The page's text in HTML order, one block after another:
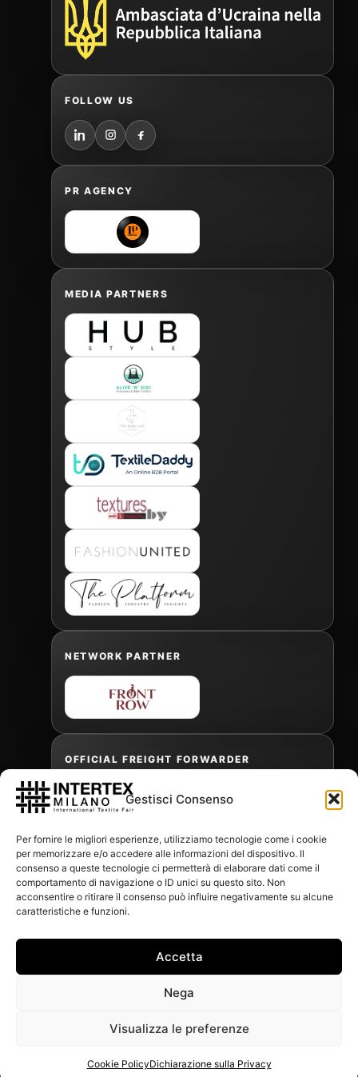
Gestisci Consenso
Per fornire le migliori esperienze, utilizziamo tecnologie come i cookie
per memorizzare e/o accedere alle informazioni del dispositivo. Il
consenso a queste tecnologie ci permetterà di elaborare dati come il
comportamento di navigazione o ID unici su questo sito. Non
acconsentire o ritirare il consenso può influire negativamente su alcune
caratteristiche e funzioni.
Accetta
Nega
Visualizza le preferenze
Cookie PolicyDichiarazione sulla Privacy
FOLLOW US
PR AGENCY
MEDIA PARTNERS
NETWORK PARTNER
OFFICIAL FREIGHT FORWARDER
gabrielea@isped.com
WITH THE CONTRIBUTION OF: